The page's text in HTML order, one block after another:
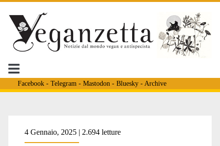
Facebook- Telegram - Mastodon - Bluesky- Archive
Tag:
4 Gennaio, 2025 | 2.694 letture